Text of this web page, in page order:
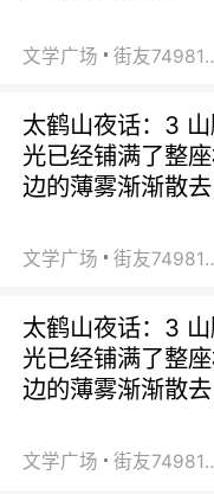
文学广场 街友
太鹤山夜话：3
光已经铺满了整
边的薄雾渐渐散
文学广场 街友
太鹤山夜话：3
光已经铺满了整
边的薄雾渐渐散
文学广场 街友